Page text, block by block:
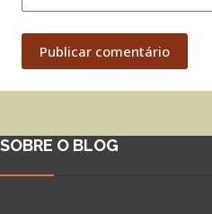
Publicar comentário
SOBRE O BLOG